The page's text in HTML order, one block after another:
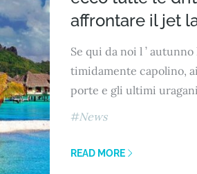
affrontare il jet
Se qui da noi l ’
timidamente capolino,
porte e gli ultimi
News
READ MORE